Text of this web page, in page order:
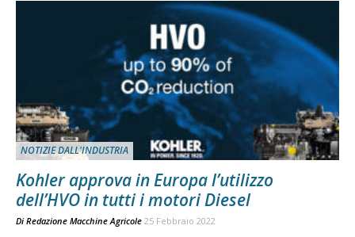
NOTIZIE DALL'INDUSTRIA
Kohler approva in Europa l’utilizzo
dell’HVO in tutti i motori Diesel
Di Redazione Macchine Agricole 25 Febbraio 2022